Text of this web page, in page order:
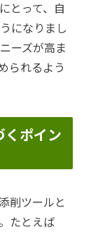
とって、自
になりまし
ーズが高ま
られるよう
ポイン
削ツールと
たとえば